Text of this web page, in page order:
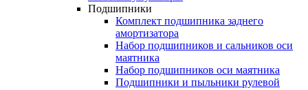
Подшипники
Комплект подшипника заднего
амортизатора
Набор подшипников и сальников оси
маятника
Набор подшипников оси маятника
Подшипники и пыльники рулевой